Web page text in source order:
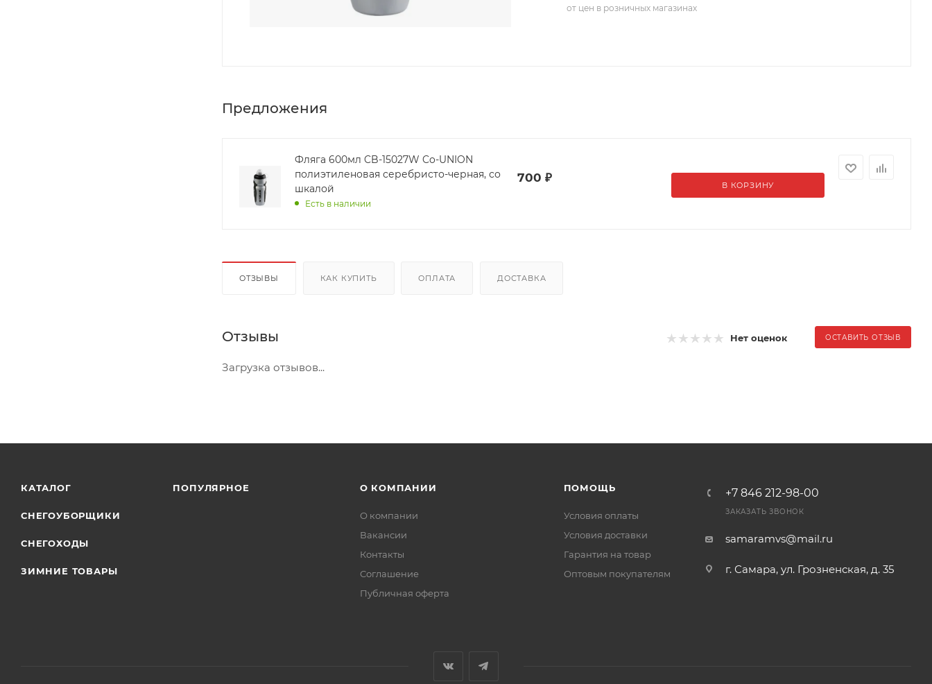
от цен в розничных магазинах
Предложения
Фляга 600мл CB-15027W Co-UNION
полиэтиленовая серебристо-черная, со
шкалой
Есть в наличии
700 ₽
В КОРЗИНУ
ОТЗЫВЫ КАК КУПИТЬ ОПЛАТА ДОСТАВКА
Отзывы Нет оценок ОСТАВИТЬ ОТЗЫВ
Загрузка отзывов...
КАТАЛОГ
СНЕГОУБОРЩИКИ
СНЕГОХОДЫ
ЗИМНИЕ ТОВАРЫ
ПОПУЛЯРНОЕ О КОМПАНИИ
О компании
Вакансии
Контакты
Соглашение
Публичная оферта
ПОМОЩЬ
Условия оплаты
Условия доставки
Гарантия на товар
Оптовым покупателям
+7 846 212-98-00
ЗАКАЗАТЬ ЗВОНОК
samaramvs@mail.ru
г. Самара, ул. Грозненская, д. 35